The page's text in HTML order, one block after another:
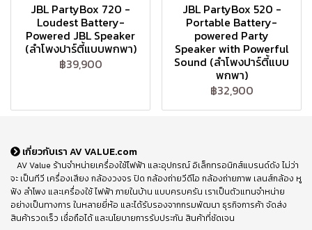
JBL PartyBox 720 -
Loudest Battery-
Powered JBL Speaker
(ลำโพงปาร์ตี้แบบพกพา)
฿39,900
JBL PartyBox 520 -
Portable Battery-
powered Party
Speaker with Powerful
Sound (ลำโพงปาร์ตี้แบบ
พกพา)
฿32,900
เกี่ยวกับเรา AV VALUE.com
AV Value ร้านจำหน่ายเครื่องใช้ไฟฟ้า และอุปกรณ์ อิเล็กทรอนิกส์แบรนด์ดัง ไม่ว่า
จะ เป็นทีวี เครื่องเสียง กล้องวงจร ปิด กล้องถ่ายวีดีโอ กล้องถ่ายภาพ เลนส์กล้อง หู
ฟัง ลำโพง และเครื่องใช้ ไฟฟ้า ภายในบ้าน แบบครบครัน เราเป็นตัวแทนจำหน่าย
อย่างเป็นทางการ ในหลายยี่ห้อ และได้รับรองจากกรมพัฒนา ธุรกิจการค้า จัดส่ง
สินค้ารวดเร็ว เชื่อถือได้ และนโยบายการรับประกัน สินค้าที่ชัดเจน